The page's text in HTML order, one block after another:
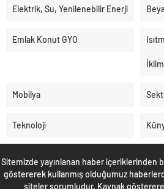
Elektrik, Su, Yenilenebilir Enerji
Emlak Konut GYO
Mobilya
Teknoloji
Sitemizde yayınlanan haber içeriklerinden
göstererek kullanmış olduğumuz
siteler sorumludur. Kaynak